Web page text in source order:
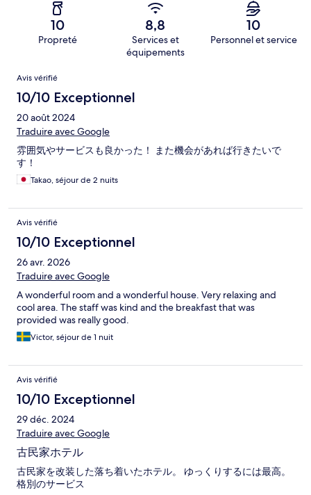
10
Propreté
8,8
Services et
équipements
10
Personnel et service
Avis
Avis vérifié
10/10 Exceptionnel
20 août 2024
Traduire avec Google
雰囲気やサービスも良かった！ また機会があれば行きたいで
す！
Takao, séjour de 2 nuits
Avis vérifié
10/10 Exceptionnel
26 avr. 2026
Traduire avec Google
A wonderful room and a wonderful house. Very relaxing and
cool area. The staff was kind and the breakfast that was
provided was really good.
Victor, séjour de 1 nuit
Avis vérifié
10/10 Exceptionnel
29 déc. 2024
Traduire avec Google
古民家ホテル
古民家を改装した落ち着いたホテル。 ゆっくりするには最高。
格別のサービス